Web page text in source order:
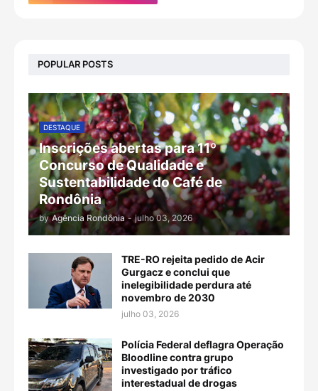
POPULAR POSTS
DESTAQUE
Inscrições abertas para 11º
Concurso de Qualidade e
Sustentabilidade do Café de
Rondônia
by Agência Rondônia - julho 03, 2026
TRE-RO rejeita pedido de Acir
Gurgacz e conclui que
inelegibilidade perdura até
novembro de 2030
julho 03, 2026
Polícia Federal deflagra Operação
Bloodline contra grupo
investigado por tráfico
interestadual de drogas